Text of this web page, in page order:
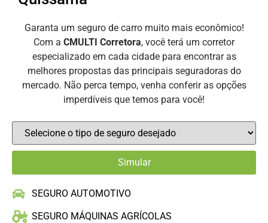
Garanta um seguro de carro muito mais econômico!
Com a CMULTI Corretora, você terá um corretor
especializado em cada cidade para encontrar as
melhores propostas das principais seguradoras do
mercado. Não perca tempo, venha conferir as opções
imperdíveis que temos para você!
SEGURO AUTOMOTIVO
SEGURO MÁQUINAS AGRÍCOLAS